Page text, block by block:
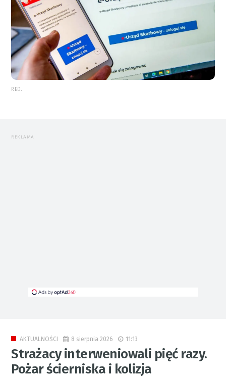
RED.
REKLAMA
AKTUALNOŚCI 8 sierpnia 2026 11:13
Strażacy interweniowali pięć razy.
Pożar ścierniska i kolizja